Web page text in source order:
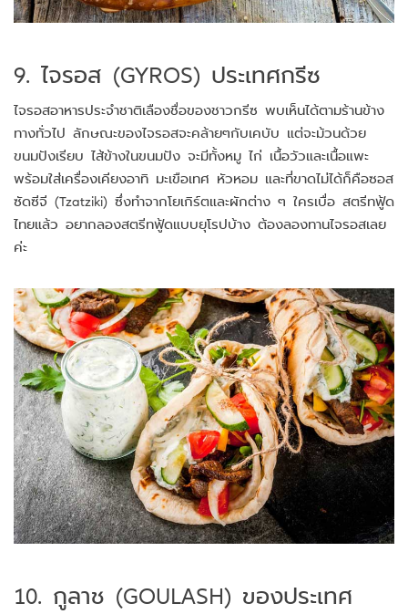
9. ไจรอส (GYROS) ประเทศกรีซ
ไจรอสอาหารประจำชาติเลืองชื่อของชาวกรีซ พบเห็นได้ตามร้านข้าง
ทางทั่วไป ลักษณะของไจรอสจะคล้ายๆกับเคบับ แต่จะม้วนด้วย
ขนมปังเรียบ ไส้ข้างในขนมปัง จะมีทั้งหมู ไก่ เนื้อวัวและเนื้อแพะ
พร้อมใส่เครื่องเคียงอาทิ มะเขือเทศ หัวหอม และที่ขาดไม่ได้ก็คือซอส
ซัดซีจี (Tzatziki) ซึ่งทำจากโยเกิร์ตและผักต่าง ๆ ใครเบื่อ สตรีทฟู้ด
ไทยแล้ว อยากลองสตรีทฟู้ดแบบยุโรปบ้าง ต้องลองทานไจรอสเลย
ค่ะ
10. กูลาช (GOULASH) ของประเทศ